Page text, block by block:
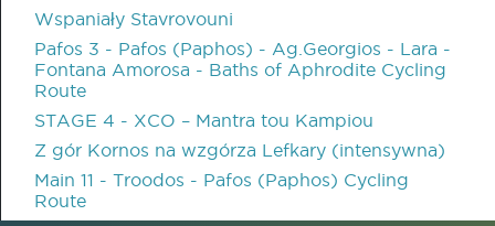
Wspaniały Stavrovouni
Pafos 3 - Pafos (Paphos) - Ag.Georgios - Lara -
Fontana Amorosa - Baths of Aphrodite Cycling
Route
STAGE 4 - XCO – Mantra tou Kampiou
Z gór Kornos na wzgórza Lefkary (intensywna)
Main 11 - Troodos - Pafos (Paphos) Cycling
Route